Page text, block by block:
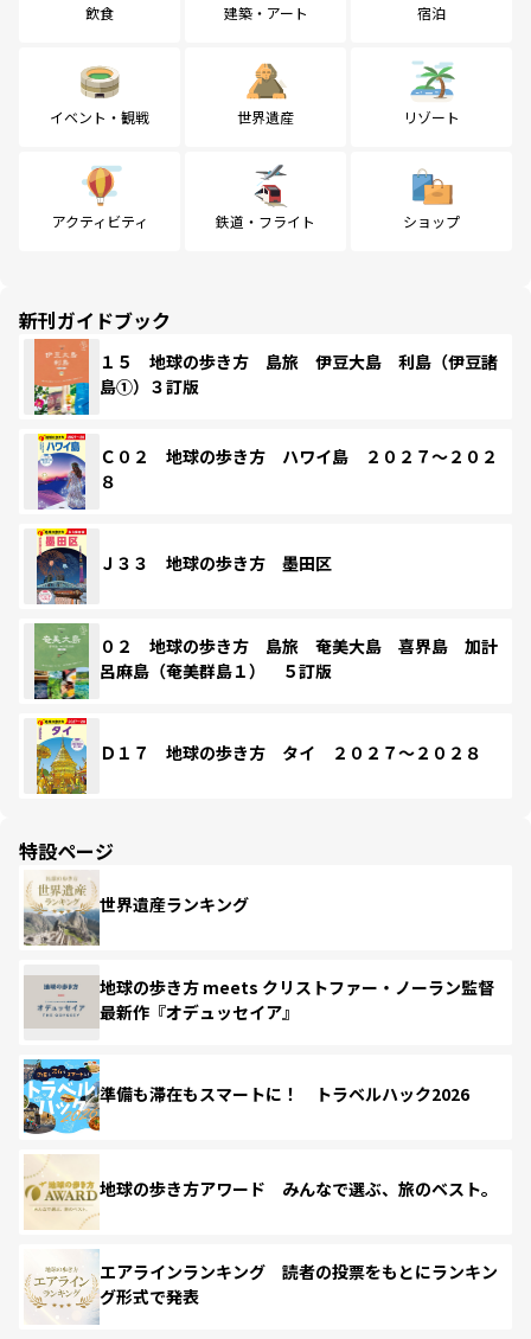
飲食 建築・アート 宿泊
イベント・観戦 世界遺産 リゾート
アクティビティ 鉄道・フライト ショップ
新刊ガイドブック
１５ 地球の歩き方 島旅 伊豆大島 利島（伊豆諸
島①）３訂版
Ｃ０２ 地球の歩き方 ハワイ島 ２０２７～２０２
８
Ｊ３３ 地球の歩き方 墨田区
０２ 地球の歩き方 島旅 奄美大島 喜界島 加計
呂麻島（奄美群島１） ５訂版
Ｄ１７ 地球の歩き方 タイ ２０２７～２０２８
特設ページ
世界遺産ランキング
地球の歩き方 meets クリストファー・ノーラン監督
最新作『オデュッセイア』
準備も滞在もスマートに！ トラベルハック2026
地球の歩き方アワード みんなで選ぶ、旅のベスト。
エアラインランキング 読者の投票をもとにランキン
グ形式で発表